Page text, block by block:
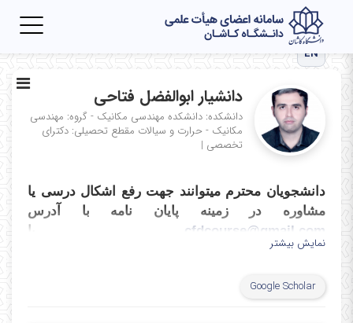
EN
دانشیار ابوالفضل فتاحی
دانشکده: دانشکده مهندسی مکانیک - گروه: مهندسی
مکانیک - حرارت و سیالات مقطع تحصیلی: دکترای
تخصصی |
دانشجویان محترم میتوانند جهت رفع اشکال درسی یا
مشاوره در زمینه پایان نامه با آدرس
cfdcourse@gmail.com
یا
afattahi@kashanu.ac.ir
نمایش بیشتر
Google Scholar